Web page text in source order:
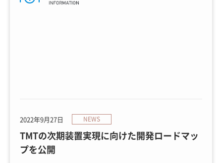
TMTの次期装置実現に向けた開発ロードマッ
プを公開
2022年9月27日 NEWS